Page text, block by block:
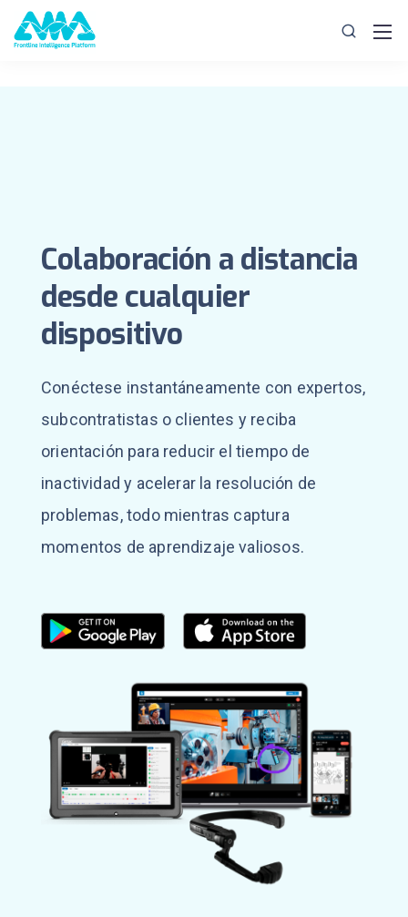
Colaboración a distancia
desde cualquier
dispositivo
Conéctese instantáneamente con expertos,
subcontratistas o clientes y reciba
orientación para reducir el tiempo de
inactividad y acelerar la resolución de
problemas, todo mientras captura
momentos de aprendizaje valiosos.